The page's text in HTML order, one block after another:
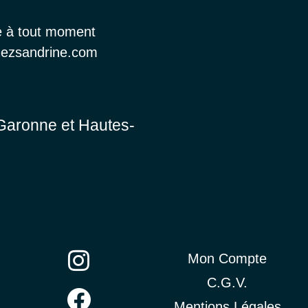
à tout moment
et Hautes-
Mon Compte
C.G.V.